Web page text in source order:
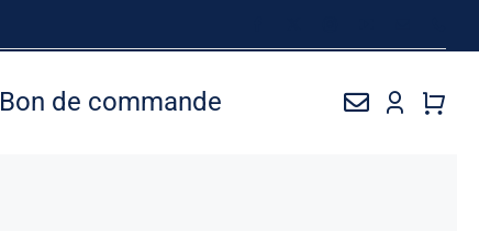
Bon de commande